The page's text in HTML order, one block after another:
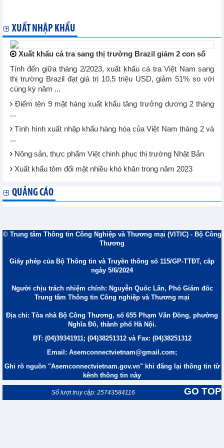
XUẤT NHẬP KHẨU
Xuất khẩu cá tra sang thị trường Brazil giảm 2 con số
Tính đến giữa tháng 2/2023, xuất khẩu cá tra Việt Nam sang
thị trường Brazil đạt giá trị 10,5 triệu USD, giảm 51% so với
cùng kỳ năm ...
Điểm tên 9 mặt hàng xuất khẩu tăng trưởng dương 2 tháng
...
Tình hình xuất nhập khẩu hàng hóa của Việt Nam tháng 2 và
...
Nông sản, thực phẩm Việt chinh phục thị trường Nhật Bản
Xuất khẩu tôm đối mặt nhiều khó khăn trong năm 2023
QUẢNG CÁO
© Trung tâm Thông tin Công Nghiệp và Thương mại (VITIC) - Bộ Công
Thương
Giấy phép của Bộ Thông tin và Truyền thông số 115/GP-TTĐT, cấp
ngày 5/6/2024
Người chịu trách nhiệm chính: Nguyễn Quốc Lân, Phó Giám đốc
Trung tâm Thông tin Công nghiệp và Thương mại
Địa chỉ: Tòa nhà Bộ Công Thương, số 655 Phạm Văn Đồng, phường
Nghĩa Đô, thành phố Hà Nội.
ĐT: (04)39341911; (04)38251312 và Fax: (04)38251312
Email: Asemconnectvietnam@gmail.com;
Ghi rõ nguồn "Asemconnectvietnam.gov.vn" khi đăng lại thông tin từ
kênh thông tin này
GO TOP
Số lượt truy cập: 25743584116